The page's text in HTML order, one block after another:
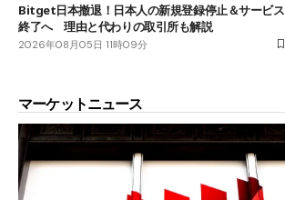
Bitget日本撤退！日本人の新規登録停止＆サービス
終了へ 理由と代わりの取引所も解説
2026年08月05日 11時09分
マーケットニュース